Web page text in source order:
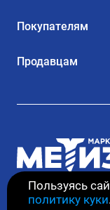
Пользуясь
политику куки
Покупателям
Продавцам